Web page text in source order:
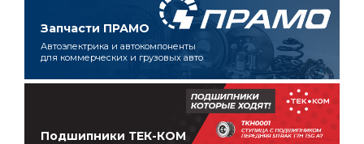
Запчасти ПРАМО
Автоэлектрика и автокомпоненты
для коммерческих и грузовых авто
Подшипники ТЕК-КОМ